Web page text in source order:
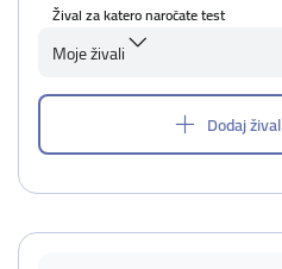
Žival za katero naročate test
Moje živali
Dodaj žival